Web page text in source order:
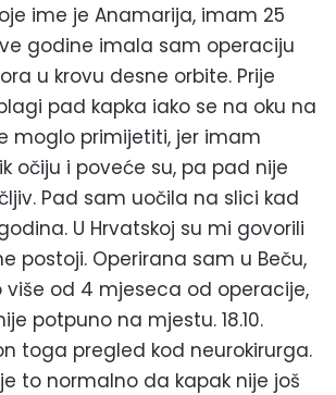
ime je Anamarija, imam 25
godine imala sam operaciju
u krovu desne orbite. Prije
pad kapka iako se na oku na
moglo primijetiti, jer imam
očiju i poveće su, pa pad nije
Pad sam uočila na slici kad
U Hrvatskoj su mi govorili
postoji. Operirana sam u Beču,
više od 4 mjeseca od operacije,
potpuno na mjestu. 18.10.
toga pregled kod neurokirurga.
to normalno da kapak nije još